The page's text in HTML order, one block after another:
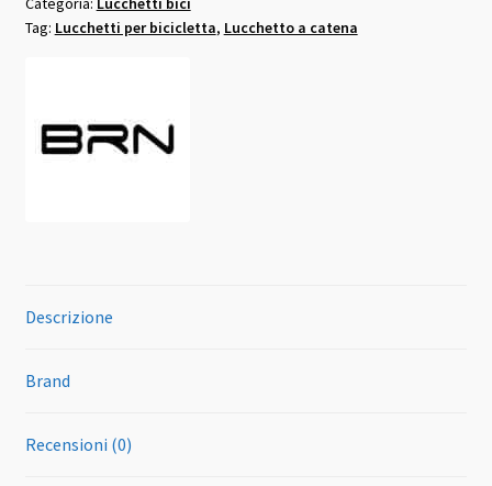
rosso
Tag: Lucchetti per bicicletta, Lucchetto a catena
Descrizione
Brand
Recensioni (0)